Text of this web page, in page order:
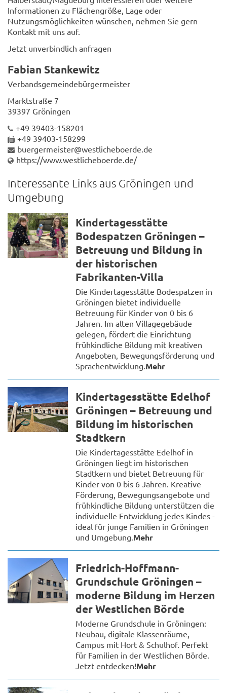
Informationen zu Flächengröße, Lage oder
Nutzungsmöglichkeiten wünschen, nehmen Sie gern
Kontakt mit uns auf.
Jetzt unverbindlich anfragen
Fabian Stankewitz
Verbandsgemeindebürgermeister
Marktstraße 7
39397 Gröningen
+49 39403-158201
+49 39403-158299
buergermeister@westlicheboerde.de
https://www.westlicheboerde.de/
Interessante Links aus Gröningen und
Umgebung
Kindertagesstätte
Bodespatzen Gröningen –
Betreuung und Bildung in
der historischen
Fabrikanten-Villa
Die Kindertagesstätte Bodespatzen in
Gröningen bietet individuelle
Betreuung für Kinder von 0 bis 6
Jahren. Im alten Villagegebäude
gelegen, fördert die Einrichtung
frühkindliche Bildung mit kreativen
Angeboten, Bewegungsförderung und
Sprachentwicklung. Mehr
Kindertagesstätte Edelhof
Gröningen – Betreuung und
Bildung im historischen
Stadtkern
Die Kindertagesstätte Edelhof in
Gröningen liegt im historischen
Stadtkern und bietet Betreuung für
Kinder von 0 bis 6 Jahren. Kreative
Förderung, Bewegungsangebote und
frühkindliche Bildung unterstützen die
individuelle Entwicklung jedes Kindes -
ideal für junge Familien in Gröningen
und Umgebung. Mehr
Friedrich-Hoffmann-
Grundschule Gröningen –
moderne Bildung im Herzen
der Westlichen Börde
Moderne Grundschule in Gröningen:
Neubau, digitale Klassenräume,
Campus mit Hort & Schulhof. Perfekt
für Familien in der Westlichen Börde.
Jetzt entdecken!Mehr